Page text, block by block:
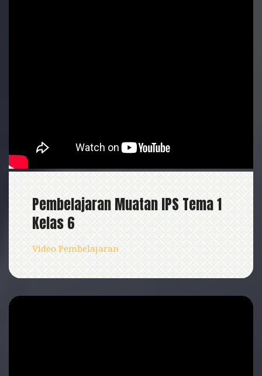
Pembelajaran Muatan IPS Tema 1
Kelas 6
Video Pembelajaran